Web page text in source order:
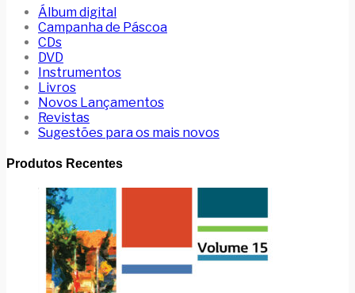
Álbum digital
Campanha de Páscoa
CDs
DVD
Instrumentos
Livros
Novos Lançamentos
Revistas
Sugestões para os mais novos
Produtos Recentes